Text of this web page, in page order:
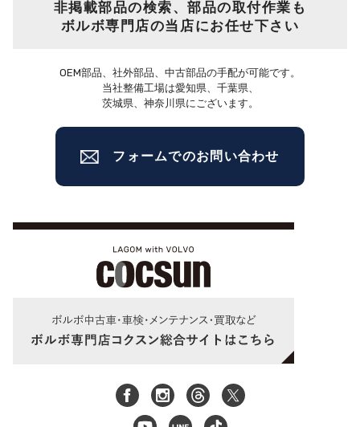
非掲載部品の検索、部品の取付作業も
ボルボ専門店の当店にお任せ下さい
OEM部品、社外部品、中古部品の手配が可能です。
当社整備工場は愛知県、千葉県、
茨城県、神奈川県にございます。
フォームでのお問い合わせ